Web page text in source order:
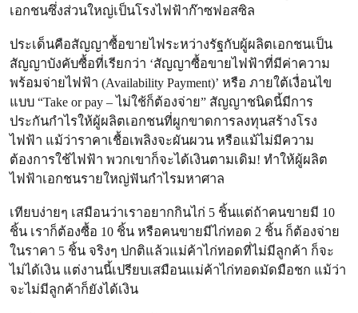
เอกชนซึ่งส่วนใหญ่เป็นโรงไฟฟ้าก๊าซฟอสซิล
ประเด็นคือสัญญาซื้อขายไฟระหว่างรัฐกับผู้ผลิตเอกชนเป็น
สัญญาบังคับซื้อที่เรียกว่า ‘สัญญาซื้อขายไฟฟ้าที่มีค่าความ
พร้อมจ่ายไฟฟ้า (Availability Payment)’ หรือ ภายใต้เงื่อนไข
แบบ “Take or pay – ไม่ใช้ก็ต้องจ่าย” สัญญาชนิดนี้มีการ
ประกันกำไรให้ผู้ผลิตเอกชนที่ผูกขาดการลงทุนสร้างโรง
ไฟฟ้า แม้ว่าราคาเชื้อเพลิงจะผันผวน หรือแม้ไม่มีความ
ต้องการใช้ไฟฟ้า พวกเขาก็จะได้เงินตามเดิม! ทำให้ผู้ผลิต
ไฟฟ้าเอกชนรายใหญ่ฟันกำไรมหาศาล
เทียบง่ายๆ เสมือนว่าเราอยากกินไก่ 5 ชิ้นแต่ถ้าคนขายมี 10
ชิ้น เราก็ต้องซื้อ 10 ชิ้น หรือคนขายมีไก่ทอด 2 ชิ้น ก็ต้องจ่าย
ในราคา 5 ชิ้น จริงๆ ปกติแล้วแม่ค้าไก่ทอดที่ไม่มีลูกค้า ก็จะ
ไม่ได้เงิน แต่งานนี้เปรียบเสมือนแม่ค้าไก่ทอดมัดมือชก แม้ว่า
จะไม่มีลูกค้าก็ยังได้เงิน